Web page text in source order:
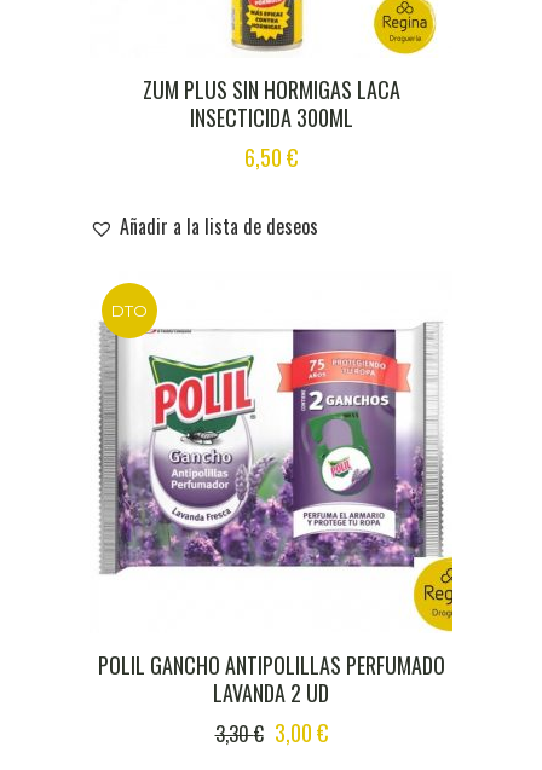
ZUM PLUS SIN HORMIGAS LACA
INSECTICIDA 300ML
6,50€
Añadir a la lista de deseos
DTO
POLIL GANCHO ANTIPOLILLAS PERFUMADO
LAVANDA 2 UD
3,30€ ORIGINAL
3,00€CURRENT